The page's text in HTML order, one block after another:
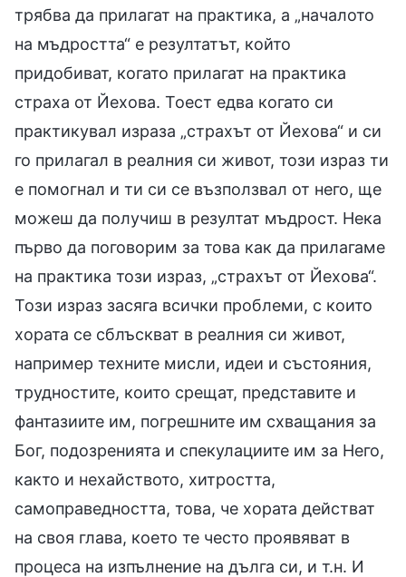
трябва да прилагат на практика, а „началото
на мъдростта“ е резултатът, който
придобиват, когато прилагат на практика
страха от Йехова. Тоест едва когато си
практикувал израза „страхът от Йехова“ и си
го прилагал в реалния си живот, този израз ти
е помогнал и ти си се възползвал от него, ще
можеш да получиш в резултат мъдрост. Нека
първо да поговорим за това как да прилагаме
на практика този израз, „страхът от Йехова“.
Този израз засяга всички проблеми, с които
хората се сблъскват в реалния си живот,
например техните мисли, идеи и състояния,
трудностите, които срещат, представите и
фантазиите им, погрешните им схващания за
Бог, подозренията и спекулациите им за Него,
както и нехайството, хитростта,
самоправедността, това, че хората действат
на своя глава, което те често проявяват в
процеса на изпълнение на дълга си, и т.н. И